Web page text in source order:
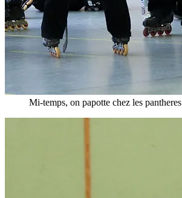
Mi-temps, on papotte chez les pantheres